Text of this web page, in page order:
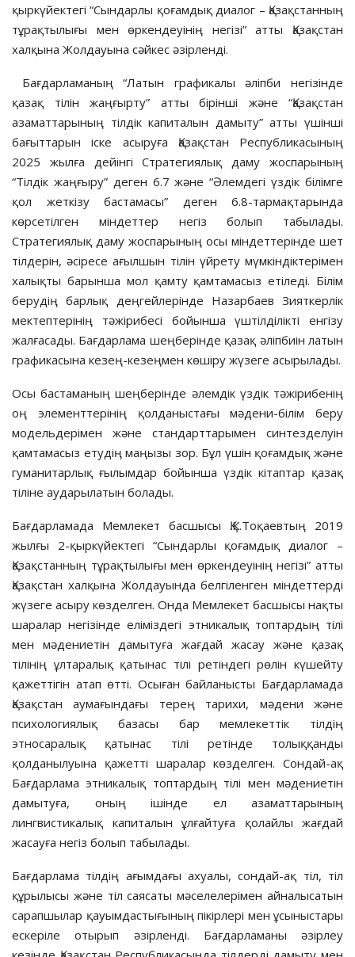
қыркүйектегі “Сындарлы қоғамдық диалог – Қазақстанның
тұрақтылығы мен өркендеуінің негізі” атты Қазақстан
халқына Жолдауына сәйкес әзірленді.
Бағдарламаның “Латын графикалы әліпби негізінде
қазақ тілін жаңғырту” атты бірінші және “Қазақстан
азаматтарының тілдік капиталын дамыту” атты үшінші
бағыттарын іске асыруға Қазақстан Республикасының
2025 жылға дейінгі Стратегиялық даму жоспарының
“Тілдік жаңғыру” деген 6.7 және “Әлемдегі үздік білімге
қол жеткізу бастамасы” деген 6.8-тармақтарында
көрсетілген міндеттер негіз болып табылады.
Стратегиялық даму жоспарының осы міндеттерінде шет
тілдерін, әсіресе ағылшын тілін үйрету мүмкіндіктерімен
халықты барынша мол қамту қамтамасыз етіледі. Білім
берудің барлық деңгейлерінде Назарбаев Зияткерлік
мектептерінің тәжірибесі бойынша үштілділікті енгізу
жалғасады. Бағдарлама шеңберінде қазақ әліпбиін латын
графикасына кезең-кезеңмен көшіру жүзеге асырылады.
Осы бастаманың шеңберінде әлемдік үздік тәжірибенің
оң элементтерінің қолданыстағы мәдени-білім беру
модельдерімен және стандарттарымен синтезделуін
қамтамасыз етудің маңызы зор. Бұл үшін қоғамдық және
гуманитарлық ғылымдар бойынша үздік кітаптар қазақ
тіліне аударылатын болады.
Бағдарламада Мемлекет басшысы Қ.К.Тоқаевтың 2019
жылғы 2-қыркүйектегі “Сындарлы қоғамдық диалог –
Қазақстанның тұрақтылығы мен өркендеуінің негізі” атты
Қазақстан халқына Жолдауында белгіленген міндеттерді
жүзеге асыру көзделген. Онда Мемлекет басшысы нақты
шаралар негізінде еліміздегі этникалық топтардың тілі
мен мәдениетін дамытуға жағдай жасау және қазақ
тілінің ұлтаралық қатынас тілі ретіндегі рөлін күшейту
қажеттігін атап өтті. Осыған байланысты Бағдарламада
Қазақстан аумағындағы терең тарихи, мәдени және
психологиялық базасы бар мемлекеттік тілдің
этносаралық қатынас тілі ретінде толыққанды
қолданылуына қажетті шаралар көзделген. Сондай-ақ
Бағдарлама этникалық топтардың тілі мен мәдениетін
дамытуға, оның ішінде ел азаматтарының
лингвистикалық капиталын ұлғайтуға қолайлы жағдай
жасауға негіз болып табылады.
Бағдарлама тілдің ағымдағы ахуалы, сондай-ақ тіл, тіл
құрылысы және тіл саясаты мәселелерімен айналысатын
сарапшылар қауымдастығының пікірлері мен ұсыныстары
ескеріле отырып әзірленді. Бағдарламаны әзірлеу